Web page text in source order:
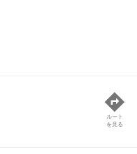
ルート
を見る